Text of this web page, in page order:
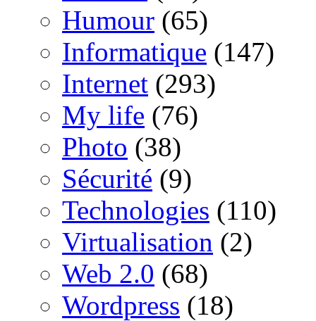
Humour (65)
Informatique (147)
Internet (293)
My life (76)
Photo (38)
Sécurité (9)
Technologies (110)
Virtualisation (2)
Web 2.0 (68)
Wordpress (18)